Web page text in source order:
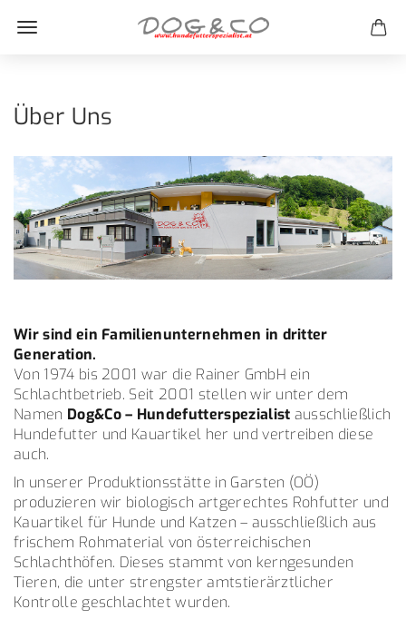
Über Uns
Wir sind ein Familienunternehmen in dritter
Generation.
Von 1974 bis 2001 war die Rainer GmbH ein
Schlachtbetrieb. Seit 2001 stellen wir unter dem
Namen Dog&Co – Hundefutterspezialist ausschließlich
Hundefutter und Kauartikel her und vertreiben diese
auch.
In unserer Produktionsstätte in Garsten (OÖ)
produzieren wir biologisch artgerechtes Rohfutter und
Kauartikel für Hunde und Katzen – ausschließlich aus
frischem Rohmaterial von österreichischen
Schlachthöfen. Dieses stammt von kerngesunden
Tieren, die unter strengster amtstierärztlicher
Kontrolle geschlachtet wurden.